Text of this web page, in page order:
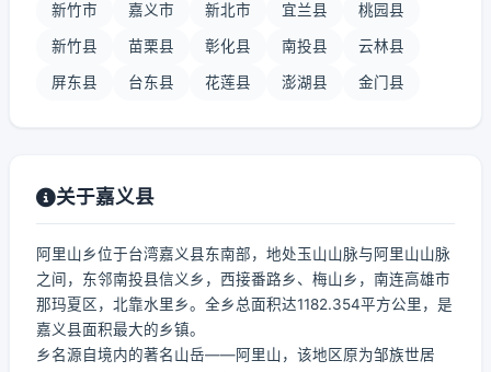
新竹市 嘉义市 新北市 宜兰县 桃园县
新竹县 苗栗县 彰化县 南投县 云林县
屏东县 台东县 花莲县 澎湖县 金门县
关于嘉义县
阿里山乡位于台湾嘉义县东南部，地处玉山山脉与阿里山山脉
之间，东邻南投县信义乡，西接番路乡、梅山乡，南连高雄市
那玛夏区，北靠水里乡。全乡总面积达1182.354平方公里，是
嘉义县面积最大的乡镇。
乡名源自境内的著名山岳——阿里山，该地区原为邹族世居